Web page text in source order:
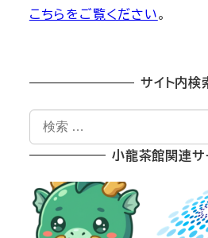
こちらをご覧ください。
サイト内検
検
索
小龍茶館関連サ